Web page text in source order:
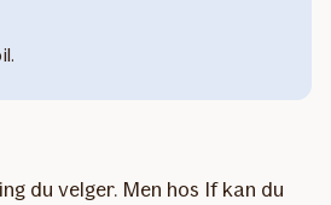
du velger. Men hos If kan du